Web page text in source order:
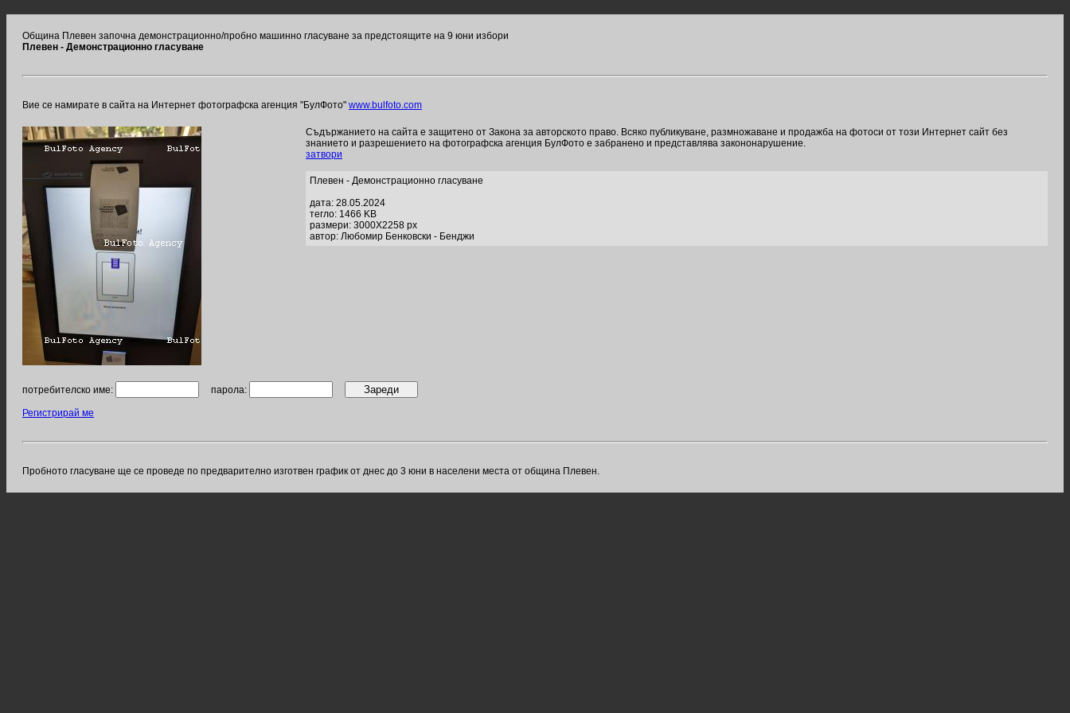
Община Плевен започна демонстрационно/пробно машинно гласуване за предстоящите на 9 юни избори
Плевен - Демонстрационно гласуване
Вие се намирате в сайта на Интернет фотографска агенция "БулФото" www.bulfoto.com
Съдържанието на сайта е защитено от Закона за авторското право. Всяко публикуване, размножаване и продажба на фотоси от този Интернет сайт без
знанието и разрешението на фотографска агенция БулФото е забранено и представлява закононарушение.
затвори
Плевен - Демонстрационно гласуване
дата: 28.05.2024
тегло: 1466 KB
размери: 3000X2258 px
автор: Любомир Бенковски - Бенджи
потребителско име: парола:
Регистрирай ме
Пробното гласуване ще се проведе по предварително изготвен график от днес до 3 юни в населени места от община Плевен.